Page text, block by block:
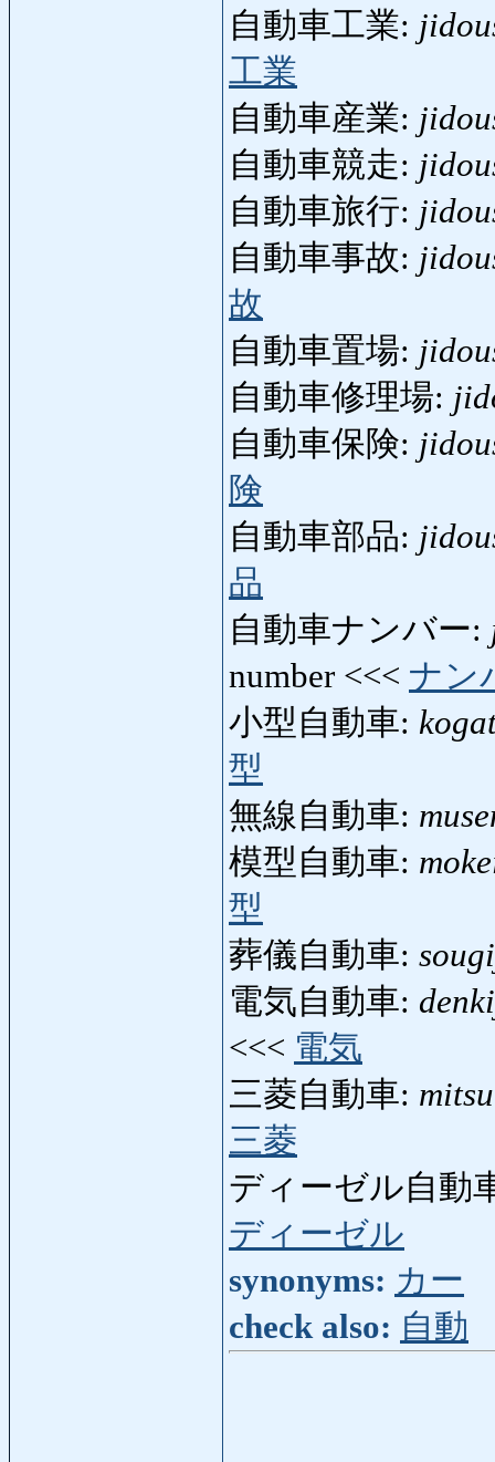
自動車工業:
工業
自動車産業:
自動車競走:
自動車旅行:
自動車事故:
故
自動車置場:
自動車修理場:
自動車保険:
険
自動車部品:
品
自動車ナンバー:
number <<< ナン
小型自動車:
型
無線自動車:
模型自動車:
型
葬儀自動車:
電気自動車:
<<< 電気
三菱自動車:
三菱
ディーゼル自動
ディーゼル
synonyms: カー
check also: 自動